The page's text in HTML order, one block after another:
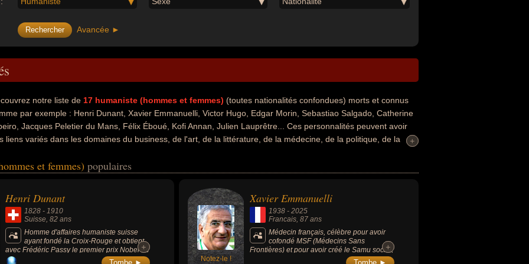
Avancée ►
notre liste de 17 humaniste (hommes et femmes) (toutes nationalités confondues) morts et connus
par exemple : Henri Dunant, Xavier Emmanuelli, Victor Hugo, Edgar Morin, Sebastiao Salgado, Catherine
Jacques Peletier du Mans, Félix Éboué, Kofi Annan, Julien Lauprêtre... Ces personnalités peuvent avoir
liens variés dans les domaines du business, de l'art, de la littérature, de la médecine, de la politique, de la
de la peinture, de la photographie, du cinéma, de la musique, du rock, de variétés, des
essayiste, médecin, scientifique, homme d'état, poète, romancier, sénateur, auteur d'ouvrages
biographe, communiste, enseignant, philosophe, résistant, sociologue, journaliste, peintre,
acteur, chanteur, chanteur de rock, chanteur de variétés, militant, militant libertaire, musicien,
gouverneur, socialiste, diplomate, économiste, membre d'une association, miroitier ou président d'une
qui concerne leurs nationalités au moment de leurs morts, ils peuvent avoir été suisse, francais, brésilien ou
+
+
et femmes) populaires
Henri Dunant
1828 - 1910
Suisse, 82 ans
Homme d'affaires humaniste suisse
ayant fondé la Croix-Rouge et obtient
avec Frédéric Passy le premier prix Nobel de
la paix en 1901 et est ainsi considéré comme
+
+
Notez-le !
Xavier Emmanuelli
1938 -2025
Francais, 87 ans
Médecin français, célèbre pour avoir
cofondé MSF (Médecins Sans
Frontières) et pour avoir créé le Samu social,
dédié aux personnes sans-abri. Il est
+
+